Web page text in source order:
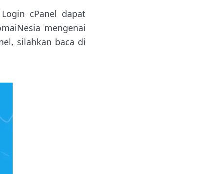
cPanel dapat
mengenai
silahkan baca di